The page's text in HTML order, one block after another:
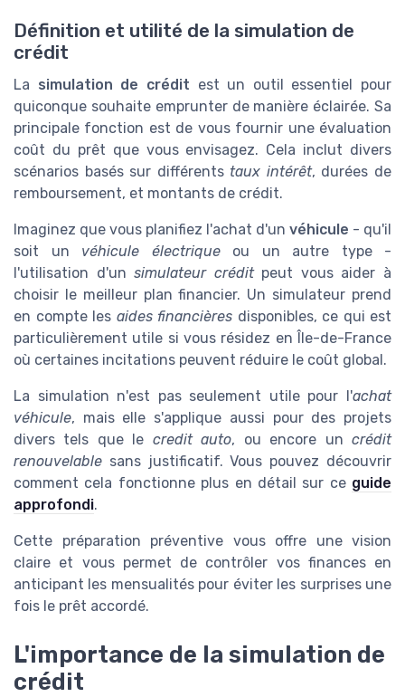
Définition et utilité de la simulation de
crédit
La simulation de crédit est un outil essentiel pour
quiconque souhaite emprunter de manière éclairée. Sa
principale fonction est de vous fournir une évaluation
coût du prêt que vous envisagez. Cela inclut divers
scénarios basés sur différents taux intérêt, durées de
remboursement, et montants de crédit.
Imaginez que vous planifiez l'achat d'un véhicule - qu'il
soit un véhicule électriqueou un autre type -
l'utilisation d'unsimulateur créditpeut vous aider à
choisir le meilleur plan financier. Un simulateur prend
en compte les aides financières disponibles, ce qui est
particulièrement utile si vous résidez en Île-de-France
où certaines incitations peuvent réduire le coût global.
La simulation n'est pas seulement utile pour l'achat
véhicule, mais elle s'applique aussi pour des projets
divers tels que le credit auto, ou encore uncrédit
renouvelable sans justificatif. Vous pouvez découvrir
comment cela fonctionne plus en détail sur ce guide
approfondi.
Cette préparation préventive vous offre une vision
claire et vous permet de contrôler vos finances en
anticipant les mensualités pour éviter les surprises une
fois le prêt accordé.
L'importance de la simulation de
crédit